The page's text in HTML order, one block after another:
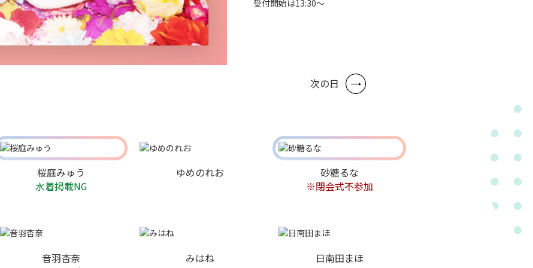
受付開始は13:30～
次の日
桜庭みゅう
水着掲載NG
ゆめのれお
砂糖るな
※閉会式不参加
音羽杏奈
みはね 日南田まほ